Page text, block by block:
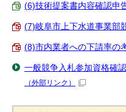
(6)技術提案書内容確認申
(7)岐阜市上下水道事業部
(8)市内業者への下請率の
一般競争入札参加資格確
（外部リンク）